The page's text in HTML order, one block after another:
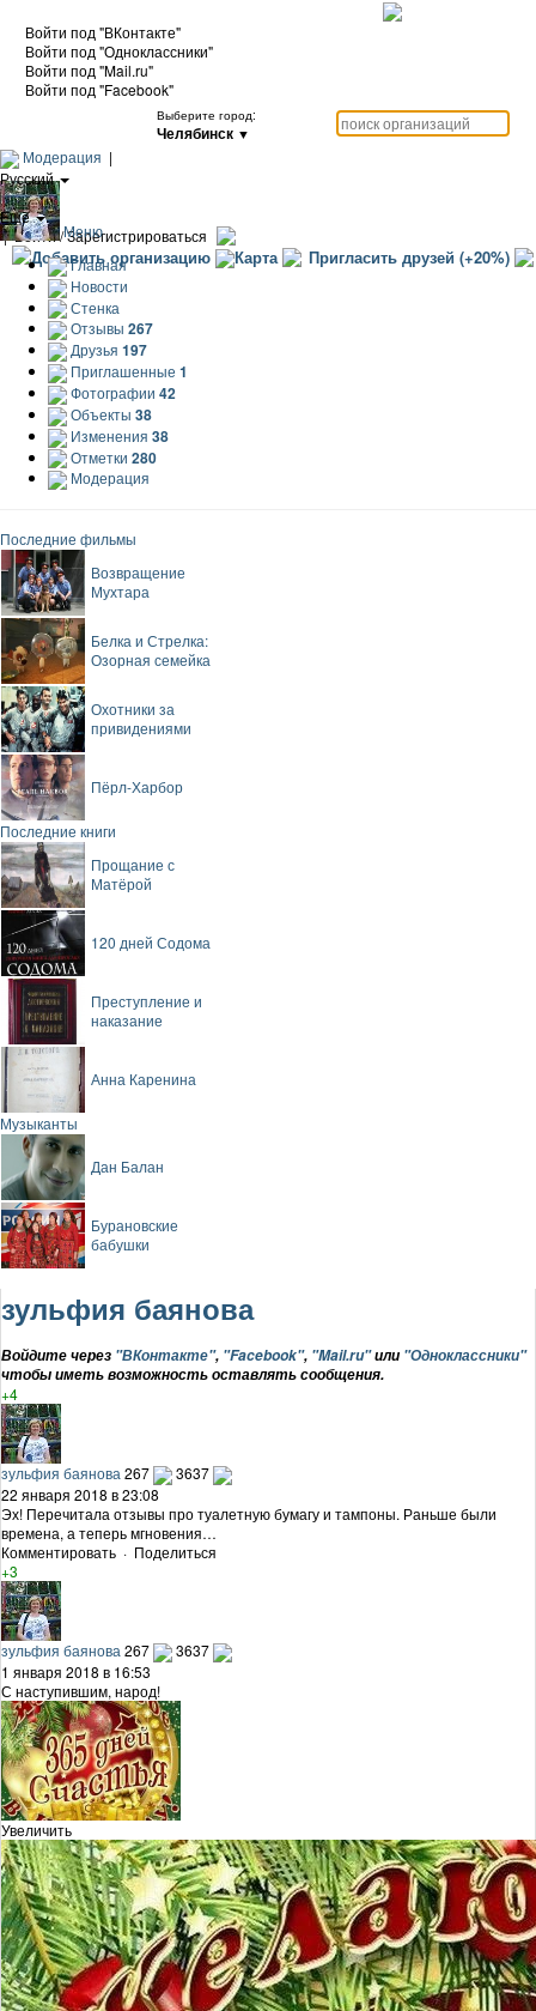
Войти под "ВКонтакте"
Войти под "Одноклассники"
Войти под "Mail.ru"
Войти под "Facebook"
Выберите город:
Челябинск ▼
Модерация |
Русский
|
Еще
|Войти / Зарегистрироваться
Добавить организацию Карта Пригласить друзей (+20%)
Меню
Главная
Новости
Стенка
Отзывы 267
Друзья 197
Приглашенные 1
Фотографии 42
Объекты 38
Изменения 38
Отметки 280
Модерация
Последние фильмы
Возвращение
Мухтара
Белка и Стрелка:
Озорная семейка
Охотники за
привидениями
Пёрл-Харбор
Последние книги
Прощание с
Матёрой
120 дней Содома
Преступление и
наказание
Анна Каренина
Музыканты
Дан Балан
Бурановские
бабушки
зульфия баянова
Войдите через "ВКонтакте", "Facebook", "Mail.ru"или "Одноклассники"
чтобы иметь возможность оставлять сообщения.
+4
зульфия баянова267
3637
22 января 2018 в 23:08
Эх! Перечитала отзывы про туалетную бумагу и тампоны. Раньше были
времена, а теперь мгновения…
Комментировать · Поделиться
+3
зульфия баянова 267
3637
1 января 2018 в 16:53
С наступившим, народ!
Увеличить